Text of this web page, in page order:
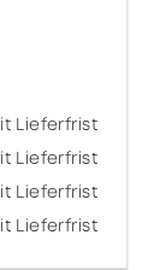
Lieferfrist
Lieferfrist
Lieferfrist
Lieferfrist